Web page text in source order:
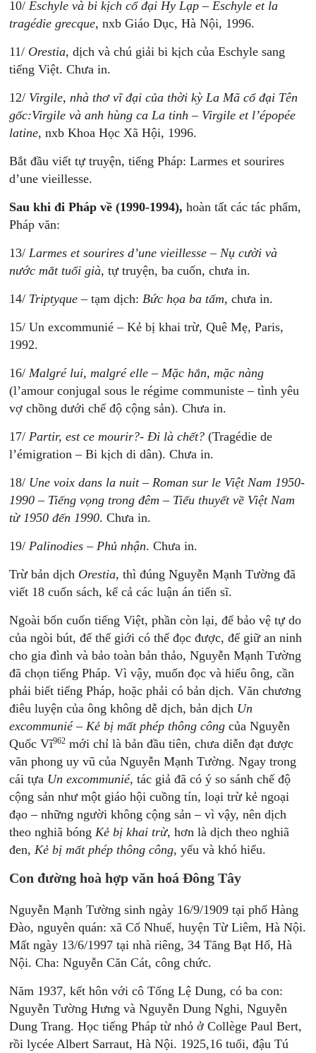
10/ Eschyle và bi kịch cổ đại Hy Lạp – Eschyle et la
tragédie grecque, nxb Giáo Dục, Hà Nội, 1996.
11/ Orestia, dịch và chú giải bi kịch của Eschyle sang
tiếng Việt. Chưa in.
12/ Virgile, nhà thơ vĩ đại của thời kỳ La Mã cổ đại Tên
gốc:Virgile và anh hùng ca La tinh – Virgile et l’épopée
latine, nxb Khoa Học Xã Hội, 1996.
Bắt đầu viết tự truyện, tiếng Pháp: Larmes et sourires
d’une vieillesse.
Sau khi đi Pháp về (1990-1994), hoàn tất các tác phẩm,
Pháp văn:
13/ Larmes et sourires d’une vieillesse – Nụ cười và
nước mắt tuổi già, tự truyện, ba cuốn, chưa in.
14/ Triptyque – tạm dịch: Bức họa ba tấm, chưa in.
15/ Un excommunié – Kẻ bị khai trừ, Quê Mẹ, Paris,
1992.
16/ Malgré lui, malgré elle – Mặc hắn, mặc nàng
(l’amour conjugal sous le régime communiste – tình yêu
vợ chồng dưới chế độ cộng sản). Chưa in.
17/ Partir, est ce mourir?- Đi là chết? (Tragédie de
l’émigration – Bi kịch di dân). Chưa in.
18/ Une voix dans la nuit – Roman sur le Việt Nam 1950-
1990 – Tiếng vọng trong đêm – Tiểu thuyết về Việt Nam
từ 1950 đến 1990. Chưa in.
19/ Palinodies – Phủ nhận. Chưa in.
Trừ bản dịch Orestia, thì đúng Nguyễn Mạnh Tường đã
viết 18 cuốn sách, kể cả các luận án tiến sĩ.
Ngoài bốn cuốn tiếng Việt, phần còn lại, để bảo vệ tự do
của ngòi bút, để thế giới có thể đọc được, để giữ an ninh
cho gia đình và bảo toàn bản thảo, Nguyễn Mạnh Tường
đã chọn tiếng Pháp. Vì vậy, muốn đọc và hiểu ông, cần
phải biết tiếng Pháp, hoặc phải có bản dịch. Văn chương
điêu luyện của ông không dễ dịch, bản dịch Un
excommunié– Kẻ bị mất phép thông công của Nguyễn
Quốc Vĩ962 mới chỉ là bản đầu tiên, chưa diễn đạt được
văn phong uy vũ của Nguyễn Mạnh Tường. Ngay trong
cái tựa Un excommunié, tác giả đã có ý so sánh chế độ
cộng sản như một giáo hội cuồng tín, loại trừ kẻ ngoại
đạo – những người không cộng sản – vì vậy, nên dịch
theo nghiã bóng Kẻ bị khai trừ, hơn là dịch theo nghiã
đen, Kẻ bị mất phép thông công, yếu và khó hiểu.
Con đường hoà hợp văn hoá Đông Tây
Nguyễn Mạnh Tường sinh ngày 16/9/1909 tại phố Hàng
Đào, nguyên quán: xã Cổ Nhuế, huyện Từ Liêm, Hà Nội.
Mất ngày 13/6/1997 tại nhà riêng, 34 Tăng Bạt Hổ, Hà
Nội. Cha: Nguyễn Căn Cát, công chức.
Năm 1937, kết hôn với cô Tống Lệ Dung, có ba con:
Nguyễn Tường Hưng và Nguyễn Dung Nghi, Nguyễn
Dung Trang. Học tiếng Pháp từ nhỏ ở Collège Paul Bert,
rồi lycée Albert Sarraut, Hà Nội. 1925,16 tuổi, đậu Tú